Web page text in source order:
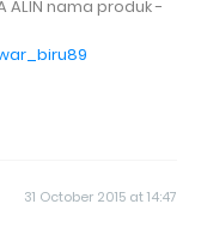
ALIN nama produk -
31 October 2015 at 14:47